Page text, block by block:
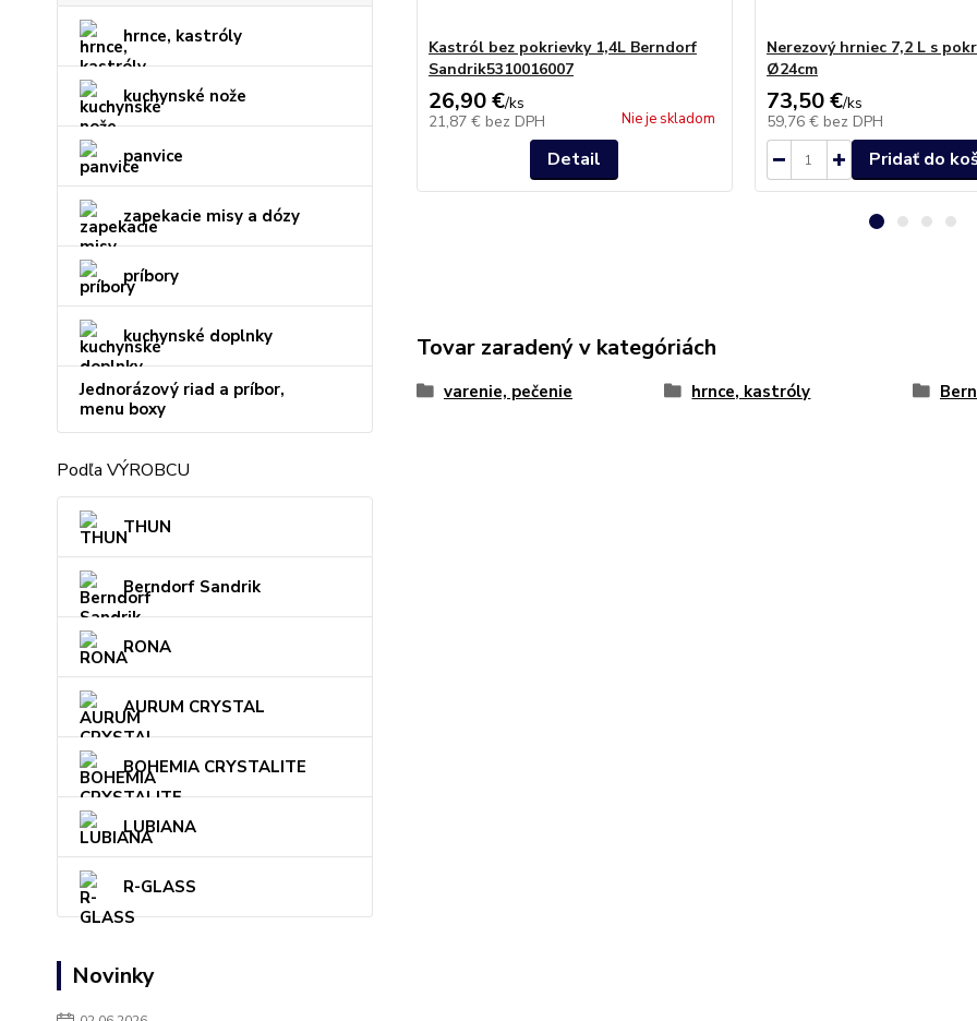
hrnce, kastróly
kuchynské nože
panvice
zapekacie misy a dózy
príbory
kuchynské doplnky
Jednorázový riad a príbor,
menu boxy
Podľa VÝROBCU
THUN
Berndorf Sandrik
RONA
AURUM CRYSTAL
BOHEMIA CRYSTALITE
LUBIANA
R-GLASS
Novinky
Kastról bez pokrievky 1,4L Berndorf
Sandrik5310016007
26,90 €/ks
21,87 € bez DPH Nie je skladom
Detail
Nerezový hrniec 7,2 L s
Ø24cm
73,50 €/ks
59,76 € bez DPH
Pridať do
Tovar zaradený v kategóriách
varenie, pečenie hrnce, kastróly